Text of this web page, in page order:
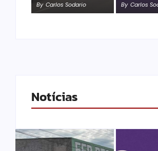
By Carlos Sodario By Carlos
Notícias